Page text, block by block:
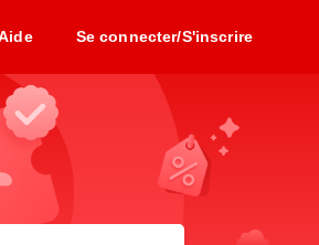
Se connecter/S'inscrire